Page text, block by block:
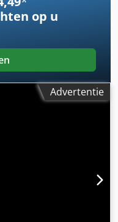
op u
Advertentie